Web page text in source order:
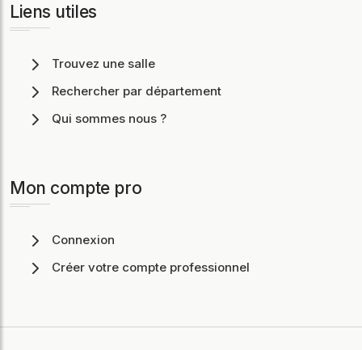
Liens utiles
Trouvez une salle
Rechercher par département
Qui sommes nous ?
Mon compte pro
Connexion
Créer votre compte professionnel